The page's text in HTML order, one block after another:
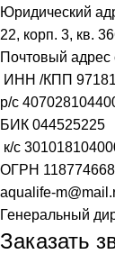
Юридический
22, корп. 3, кв.
Почтовый адрес
ИНН /КПП
р/с
БИК 044525225
к/с
ОГРН
aqualife-
Генеральный
Заказать